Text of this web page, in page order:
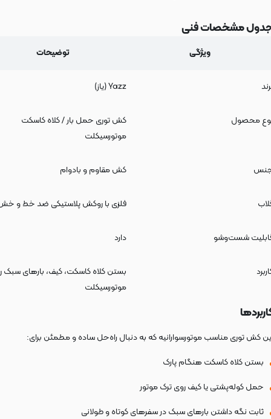
مشخصات فنی
ویژگی توضیحات
Yazz (یاز)
محصول
کش توری حمل بار / کلاه کاسکت
موتورسیکلت
کش مقاوم و بادوام
فلزی با روکش پلاستیکی ضد خط و
شست‌وشو دارد
بستن کلاه کاسکت، کیف، بارهای سبک
موتورسیکلت
کش توری مناسب موتورسوارانیه که به دنبال راه‌حل ساده و مطمئن برای:
بستن کلاه کاسکت هنگام پارک
حمل کوله‌پشتی یا کیف روی ترک موتور
ثابت نگه داشتن بارهای سبک در سفرهای کوتاه و طولانی